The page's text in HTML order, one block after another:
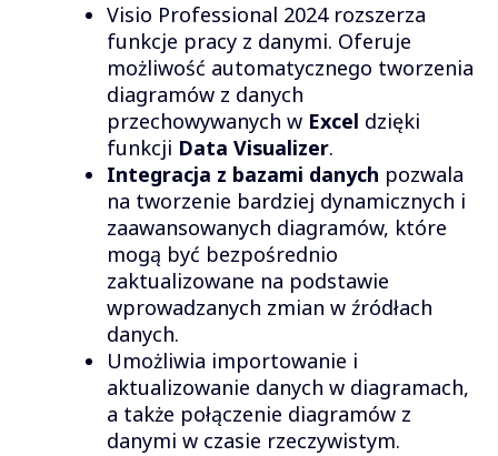
Visio Professional 2024 rozszerza
funkcje pracy z danymi. Oferuje
możliwość automatycznego tworzenia
diagramów z danych
przechowywanych w Excel dzięki
funkcji Data Visualizer.
Integracja z bazami danych pozwala
na tworzenie bardziej dynamicznych i
zaawansowanych diagramów, które
mogą być bezpośrednio
zaktualizowane na podstawie
wprowadzanych zmian w źródłach
danych.
Umożliwia importowanie i
aktualizowanie danych w diagramach,
a także połączenie diagramów z
danymi w czasie rzeczywistym.